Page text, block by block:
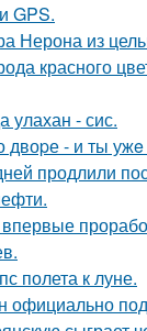
GPS.
Нерона из
красного
улахан - сис.
двоpе - и ты
продлили
полета к луне.
официально